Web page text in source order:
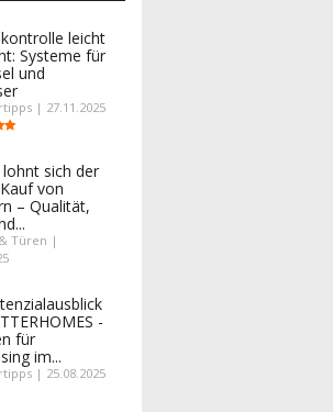
leicht
Systeme für
und
| 27.11.2025
sich der
von
– Qualität,
Türen |
-
für
im...
| 25.08.2025